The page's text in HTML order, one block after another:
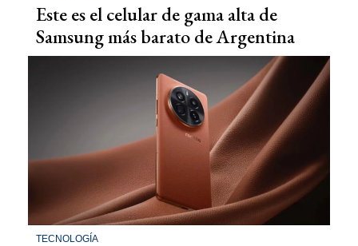
Este es el celular de gama alta de
Samsung más barato de Argentina
TECNOLOGÍA